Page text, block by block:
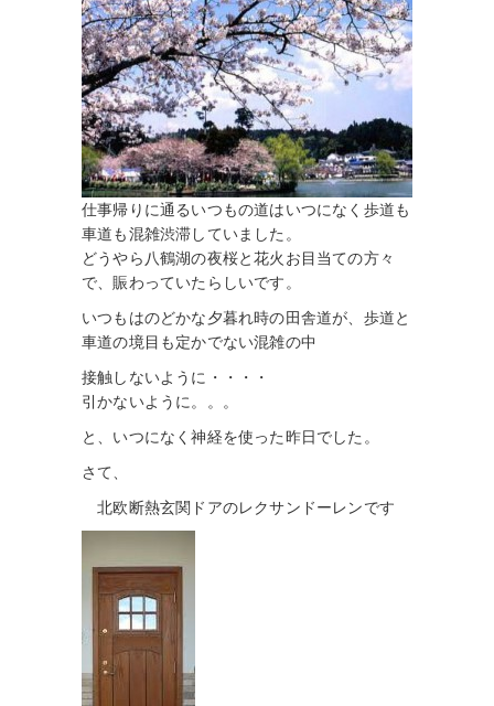
仕事帰りに通るいつもの道はいつになく歩道も
車道も混雑渋滞していました。
どうやら八鶴湖の夜桜と花火お目当ての方々
で、賑わっていたらしいです。
いつもはのどかな夕暮れ時の田舎道が、歩道と
車道の境目も定かでない混雑の中
接触しないように・・・・
引かないように。。。
と、いつになく神経を使った昨日でした。
さて、
北欧断熱玄関ドアのレクサンドーレンです